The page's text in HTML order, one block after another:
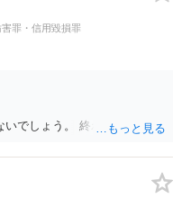
良いでしょう。 上記、ご参
罪・信用毀損罪
いでしょう。 終わり